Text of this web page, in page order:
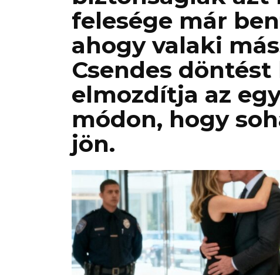
felesége már
ahogy valaki
Csendes
elmozdítja az
módon, hogy
jön.